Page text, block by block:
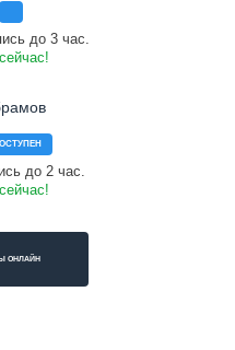
до 3 час.
до 2 час.
ОНЛАЙН